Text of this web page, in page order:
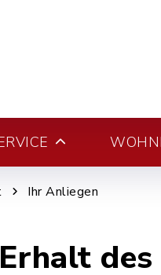
Ihr Anliegen